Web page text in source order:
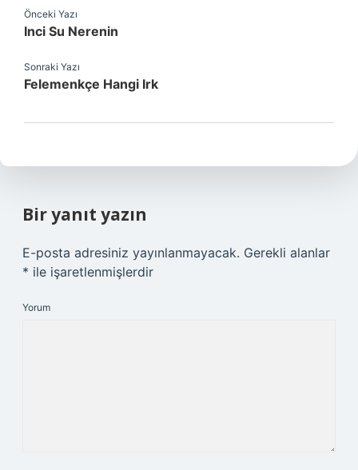
Önceki Yazı
Inci Su Nerenin
Sonraki Yazı
Felemenkçe Hangi Irk
Bir yanıt yazın
E-posta adresiniz yayınlanmayacak. Gerekli alanlar
* ile işaretlenmişlerdir
Yorum